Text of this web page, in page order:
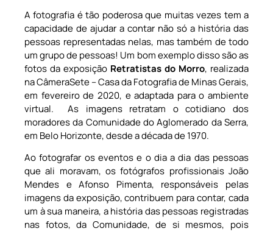
A fotografia é tão poderosa que muitas vezes tem a
capacidade de ajudar a contar não só a história das
pessoas representadas nelas, mas também de todo
um grupo de pessoas! Um bom exemplo disso são as
fotos da exposição Retratistas do Morro, realizada
na CâmeraSete – Casa da Fotografia de Minas Gerais,
em fevereiro de 2020, e adaptada para o ambiente
virtual. As imagens retratam o cotidiano dos
moradores da Comunidade do Aglomerado da Serra,
em Belo Horizonte, desde a década de 1970.
Ao fotografar os eventos e o dia a dia das pessoas
que ali moravam, os fotógrafos profissionais João
Mendes e Afonso Pimenta, responsáveis pelas
imagens da exposição, contribuem para contar, cada
um à sua maneira, a história das pessoas registradas
nas fotos, da Comunidade, de si mesmos, pois